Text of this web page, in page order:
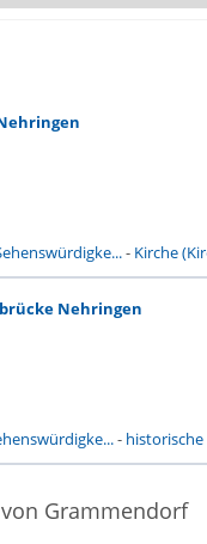
- Kirche
Nehringen
- historische
Grammendorf